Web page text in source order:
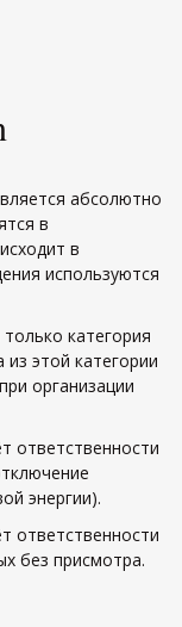
абсолютно
в
в
используются
категория
этой категории
организации
ответственности
энергии).
ответственности
без присмотра.